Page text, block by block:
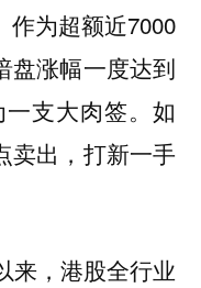
作为超额近7000
盘涨幅一度达到
支大肉签。如
卖出，打新一手
来，港股全行业